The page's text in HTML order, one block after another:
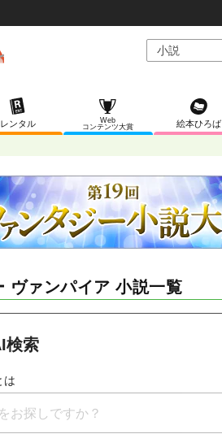
レンタル
Web
コンテンツ大賞
絵本ひろば
ヴァンパイア 小説一覧
検索
は